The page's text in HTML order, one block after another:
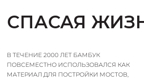
СПАСАЯ
В ТЕЧЕНИЕ 2000 ЛЕТ БАМБУК
ПОВСЕМЕСТНО ИСПОЛЬЗОВАЛСЯ КАК
МАТЕРИАЛ ДЛЯ ПОСТРОЙКИ МОСТОВ,